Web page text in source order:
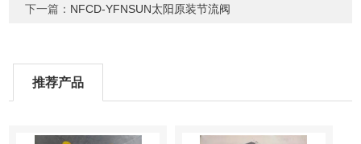
下一篇： NFCD-YFNSUN太阳原装节流阀
推荐产品